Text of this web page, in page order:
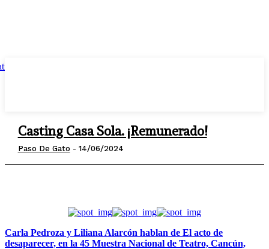
Casting Casa Sola. ¡Remunerado!
Paso De Gato - 14/06/2024
Carla Pedroza y Liliana Alarcón hablan de El acto de
desaparecer, en la 45 Muestra Nacional de Teatro, Cancún,